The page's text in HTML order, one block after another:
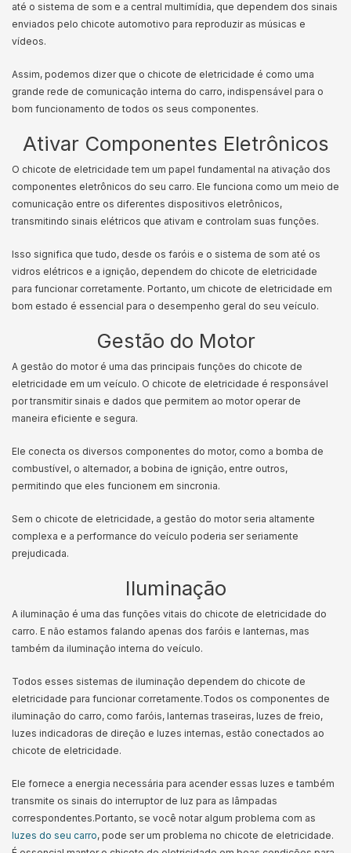
até o sistema de som e a central multimídia, que dependem dos sinais
enviados pelo chicote automotivo para reproduzir as músicas e
vídeos.
Assim, podemos dizer que o chicote de eletricidade é como uma
grande rede de comunicação interna do carro, indispensável para o
bom funcionamento de todos os seus componentes.
Ativar Componentes Eletrônicos
O chicote de eletricidade tem um papel fundamental na ativação dos
componentes eletrônicos do seu carro. Ele funciona como um meio de
comunicação entre os diferentes dispositivos eletrônicos,
transmitindo sinais elétricos que ativam e controlam suas funções.
Isso significa que tudo, desde os faróis e o sistema de som até os
vidros elétricos e a ignição, dependem do chicote de eletricidade
para funcionar corretamente. Portanto, um chicote de eletricidade em
bom estado é essencial para o desempenho geral do seu veículo.
Gestão do Motor
A gestão do motor é uma das principais funções do chicote de
eletricidade em um veículo. O chicote de eletricidade é responsável
por transmitir sinais e dados que permitem ao motor operar de
maneira eficiente e segura.
Ele conecta os diversos componentes do motor, como a bomba de
combustível, o alternador, a bobina de ignição, entre outros,
permitindo que eles funcionem em sincronia.
Sem o chicote de eletricidade, a gestão do motor seria altamente
complexa e a performance do veículo poderia ser seriamente
prejudicada.
Iluminação
A iluminação é uma das funções vitais do chicote de eletricidade do
carro. E não estamos falando apenas dos faróis e lanternas, mas
também da iluminação interna do veículo.
Todos esses sistemas de iluminação dependem do chicote de
eletricidade para funcionar corretamente.Todos os componentes de
iluminação do carro, como faróis, lanternas traseiras, luzes de freio,
luzes indicadoras de direção e luzes internas, estão conectados ao
chicote de eletricidade.
Ele fornece a energia necessária para acender essas luzes e também
transmite os sinais do interruptor de luz para as lâmpadas
correspondentes.Portanto, se você notar algum problema com as
luzes do seu carro, pode ser um problema no chicote de eletricidade.